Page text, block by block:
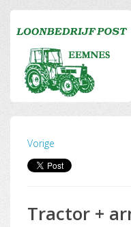
Vorige
Tractor +